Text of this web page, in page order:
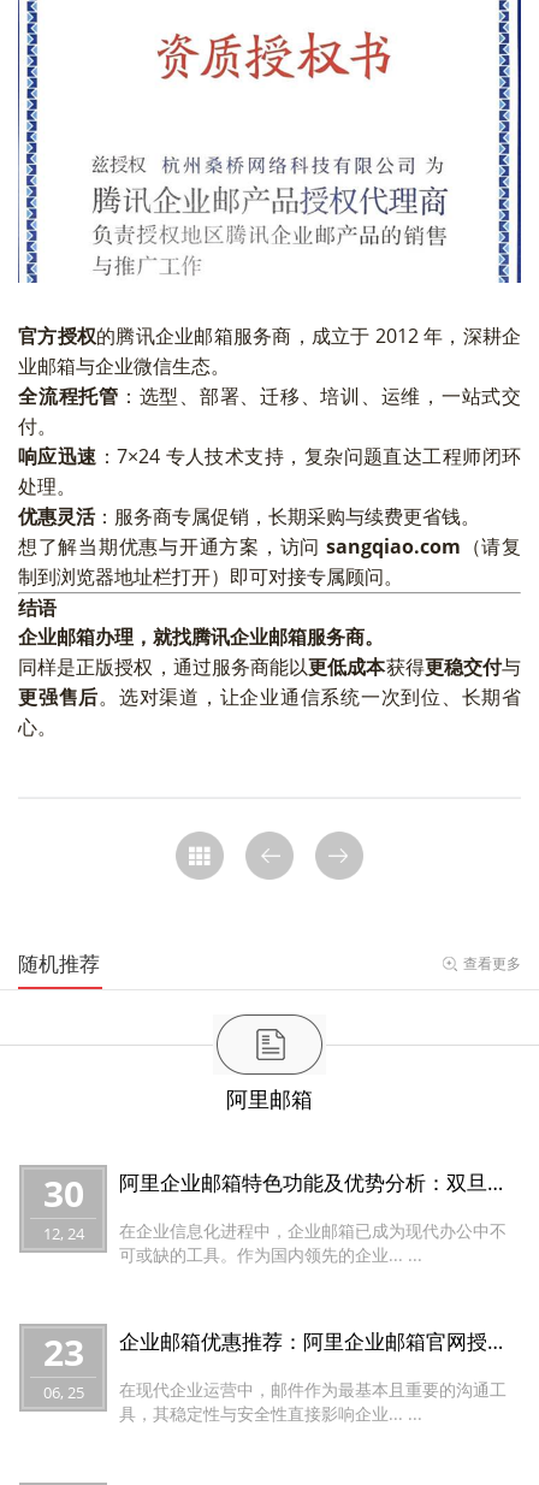
官方授权的腾讯企业邮箱服务商，成立于 2012 年，深耕企
业邮箱与企业微信生态。
全流程托管 ：选型、部署、迁移、培训、运维，一站式交
付。
响应迅速 ：7×24 专人技术支持，复杂问题直达工程师闭环
处理。
优惠灵活：服务商专属促销，长期采购与续费更省钱。
想了解当期优惠与开通方案，访问 sangqiao.com （请复
制到浏览器地址栏打开）即可对接专属顾问。
结语
企业邮箱办理，就找腾讯企业邮箱服务商。
同样是正版授权，通过服务商能以更低成本获得更稳交付与
更强售后。选对渠道，让企业通信系统一次到位、长期省
心。
随机推荐 查看更多
阿里邮箱
30
12, 24
阿里企业邮箱特色功能及优势分析：双旦促销推荐桑桥网络代理购买
在企业信息化进程中，企业邮箱已成为现代办公中不
可或缺的工具。作为国内领先的企业... ...
23
06, 25
企业邮箱优惠推荐：阿里企业邮箱官网授权桑桥网络特惠方案介绍
在现代企业运营中，邮件作为最基本且重要的沟通工
具，其稳定性与安全性直接影响企业... ...